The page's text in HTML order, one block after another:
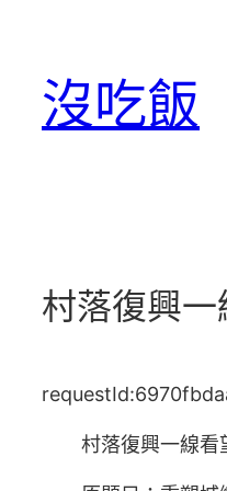
沒吃飯
村落復興
村落復興一線看